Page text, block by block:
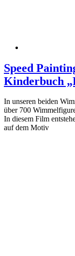
Speed
Kinderbuch
In unseren beiden
über 700
In diesem Film
auf dem Motiv